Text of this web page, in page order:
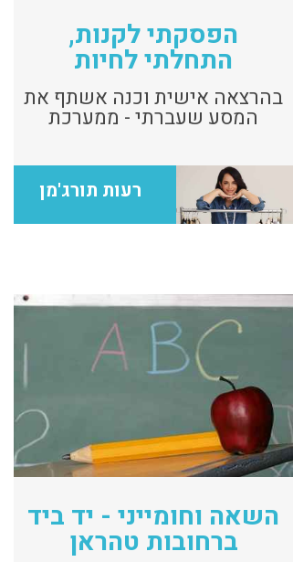
הפסקתי לקנות,
התחלתי לחיות
בהרצאה אישית וכנה אשתף את
המסע שעברתי - ממערכת
ותרבות השפע, אל אורח חיים
מאוזן ומודע יותר.
רעות תורג'מן
השאה וחומייני - יד ביד
ברחובות טהראן